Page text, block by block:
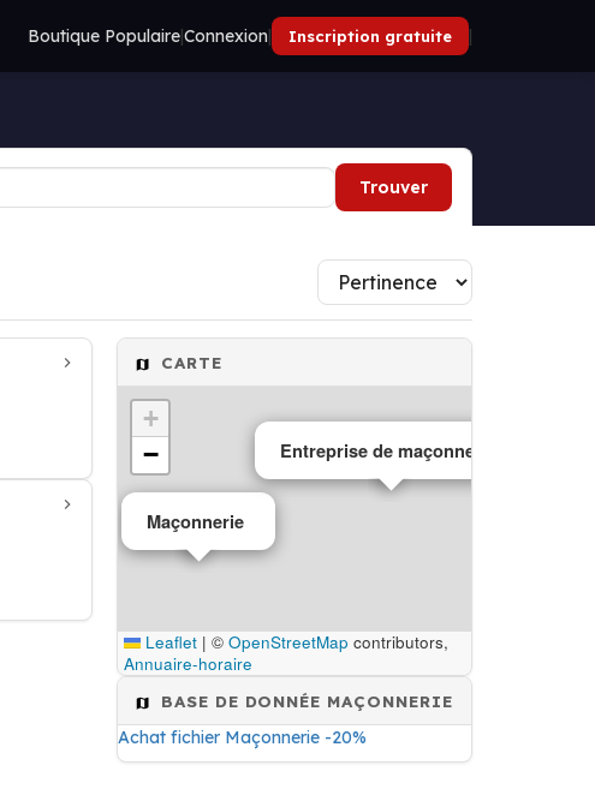
Boutique Populaire|Connexion| Inscription gratuite |
Trouver
CARTE
Maçonnerie
Entreprise de maçonnerie
+
−
Leaflet | © OpenStreetMap contributors,
Annuaire-horaire
BASE DE DONNÉE MAÇONNERIE
Achat fichier Maçonnerie -20%